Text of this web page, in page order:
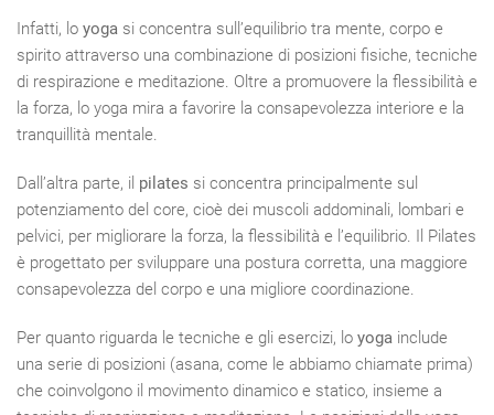
Infatti, lo yoga si concentra sull’equilibrio tra mente, corpo e
spirito attraverso una combinazione di posizioni fisiche, tecniche
di respirazione e meditazione. Oltre a promuovere la flessibilità e
la forza, lo yoga mira a favorire la consapevolezza interiore e la
tranquillità mentale.
Dall’altra parte, il pilates si concentra principalmente sul
potenziamento del core, cioè dei muscoli addominali, lombari e
pelvici, per migliorare la forza, la flessibilità e l’equilibrio. Il Pilates
è progettato per sviluppare una postura corretta, una maggiore
consapevolezza del corpo e una migliore coordinazione.
Per quanto riguarda le tecniche e gli esercizi, lo yoga include
una serie di posizioni (asana, come le abbiamo chiamate prima)
che coinvolgono il movimento dinamico e statico, insieme a